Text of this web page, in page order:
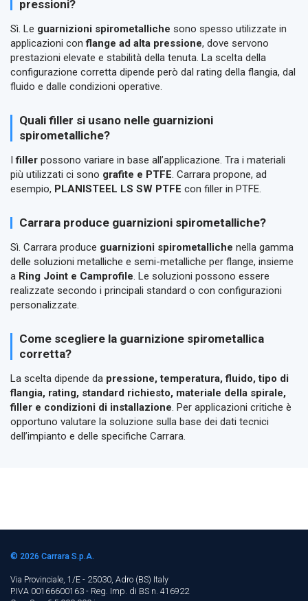
pressioni?
Sì. Le guarnizioni spirometalliche sono spesso utilizzate in
applicazioni conflange ad alta pressione, dove servono
prestazioni elevate e stabilità della tenuta. La scelta della
configurazione corretta dipende però dal rating della flangia, dal
fluido e dalle condizioni operative.
Quali filler si usano nelle guarnizioni
spirometalliche?
Ifiller possono variare in base all’applicazione. Tra i materiali
più utilizzati ci sono grafite e PTFE. Carrara propone, ad
esempio, PLANISTEEL LS SW PTFE con filler in PTFE.
Carrara produce guarnizioni spirometalliche?
Sì. Carrara produce guarnizioni spirometalliche nella gamma
delle soluzioni metalliche e semi-metalliche per flange, insieme
a Ring Joint e Camprofile. Le soluzioni possono essere
realizzate secondo i principali standard o con configurazioni
personalizzate.
Come scegliere la guarnizione spirometallica
corretta?
La scelta dipende da pressione, temperatura, fluido, tipo di
flangia, rating, standard richiesto, materiale della spirale,
filler e condizioni di installazione. Per applicazioni critiche è
opportuno valutare la soluzione sulla base dei dati tecnici
dell’impianto e delle specifiche Carrara.
© 2026 Carrara S.p.A.
Via Provinciale, 1/E - 25030, Adro (BS) Italy
P.IVA 00166600163 - Reg. Imp. di BS n. 416922